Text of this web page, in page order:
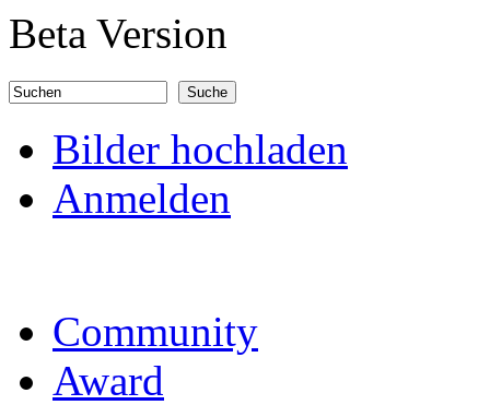
Direkt zum Inhalt
Beta Version
Suchformular
Bilder hochladen
Anmelden
Community
Award